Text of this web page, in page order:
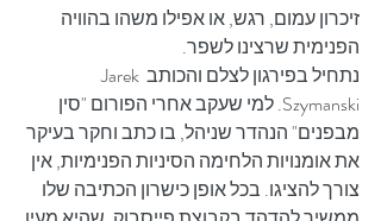
זיכרון עמום, רגש, או אפילו משהו בהוויה
הפנימית שרצינו לשפר.
נתחיל בפירגון לצלם והכותב Jarek
Szymanski. למי שעקב אחרי הפורום "סין
מבפנים" הנהדר שניהל, בו כתב וחקר בעיקר
את אומנויות הלחימה הסיניות הפנימיות, אין
צורך להציגו. בכל אופן כישרון הכתיבה שלו